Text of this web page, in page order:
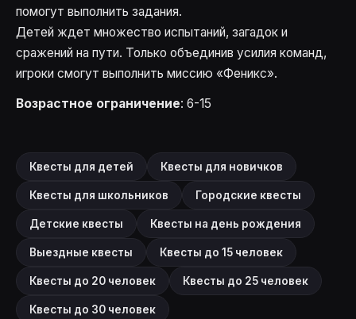
помогут выполнить задания.
Детей ждет множество испытаний, загадок и
сражений на пути. Только объединив усилия команд,
игроки смогут выполнить миссию «Феникс».
Возрастное ограничение: 6-15
Квесты для детей Квесты для новичков
Квесты для школьников Городские квесты
Детские квесты Квесты на день рождения
Выездные квесты Квесты до 15 человек
Квесты до 20 человек Квесты до 25 человек
Квесты до 30 человек